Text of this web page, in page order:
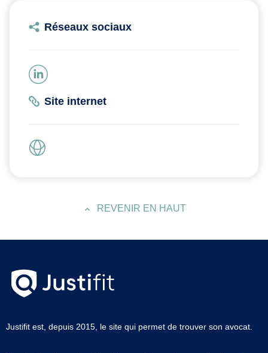
Réseaux sociaux
Site internet
REVENIR EN HAUT
Justifit est, depuis 2015, le site qui permet de trouver son avocat.